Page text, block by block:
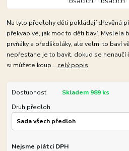
Na tyto předlohy děti pokládají dřevěná
překvapivé, jak moc to děti baví. Myslela
prvňáky a předškoláky, ale velmi to baví
nepřestane je to bavit, dokud se
si můžete koup... celý popis
Dostupnost
Skladem 989 ks
Druh předloh
Nejsme plátci DPH